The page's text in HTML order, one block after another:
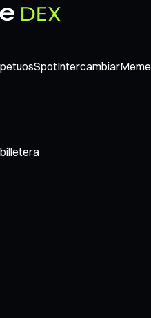
SpotIntercambiarMeme